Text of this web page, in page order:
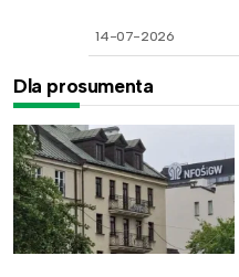
14-07-2026
Dla prosumenta